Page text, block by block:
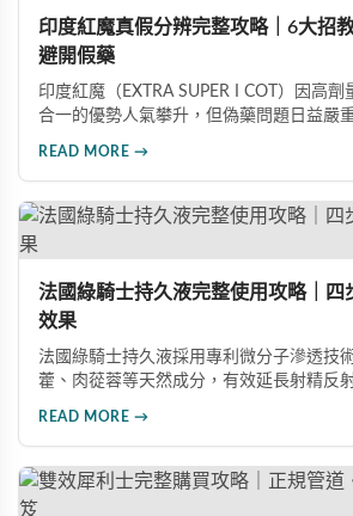
印度紅魔真假分辨完整攻略｜6大招
避開假藥
印度紅魔（EXTRA SUPER I COT）因高
合一的優勢人氣攀升，但偽藥問題日益嚴
READ MORE →
法國綠騎士持久液完整使用攻略｜四
效果
法國綠騎士持久液採用專利微分子滲透技
藿、肉蓯蓉等天然成分，有效延長射精反
READ MORE →